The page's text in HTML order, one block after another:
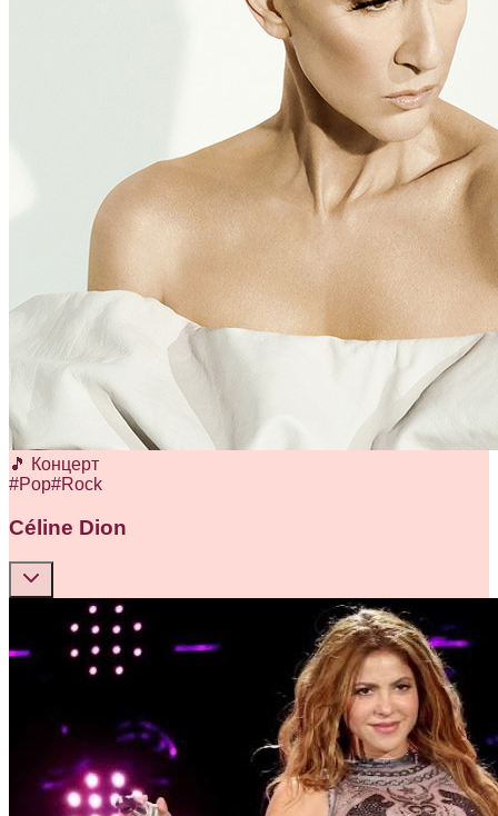
🎵 Концерт
#Pop#Rock
Céline Dion